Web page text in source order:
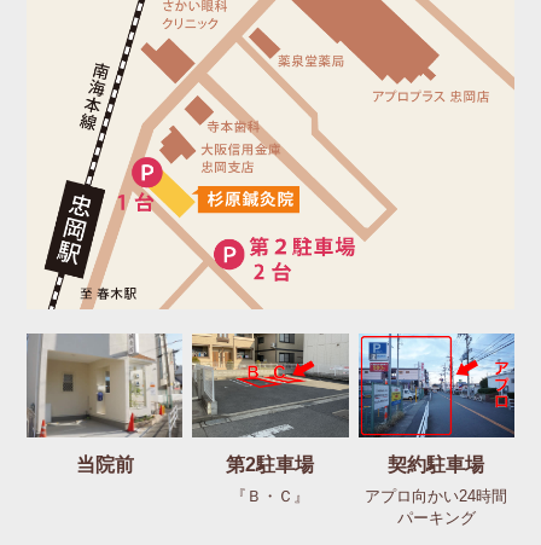
当院前 第2駐車場
『Ｂ・Ｃ』
契約駐車場
アプロ向かい24時間
パーキング